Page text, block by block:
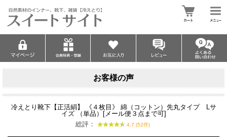
お客様の声
冷えとり靴下【正活絹】 《４枚目》 綿（コットン）先丸タイプ Lサ
イズ （単品）[メール便３点まで可]
総評：
4.7 (52件)